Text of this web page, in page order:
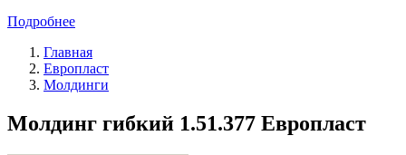
Подробнее
Главная
Европласт
Молдинги
Молдинг гибкий 1.51.377 Европласт